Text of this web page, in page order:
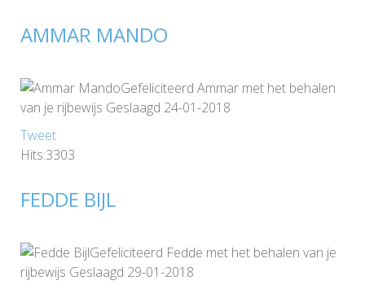
AMMAR MANDO
Gefeliciteerd Ammar met het behalen
van je rijbewijs Geslaagd 24-01-2018
Tweet
Hits:3303
FEDDE BIJL
Gefeliciteerd Fedde met het behalen van je
rijbewijs Geslaagd 29-01-2018